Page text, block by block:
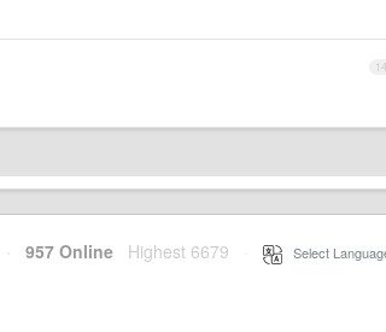
14
· 957 Online Highest 6679 Select